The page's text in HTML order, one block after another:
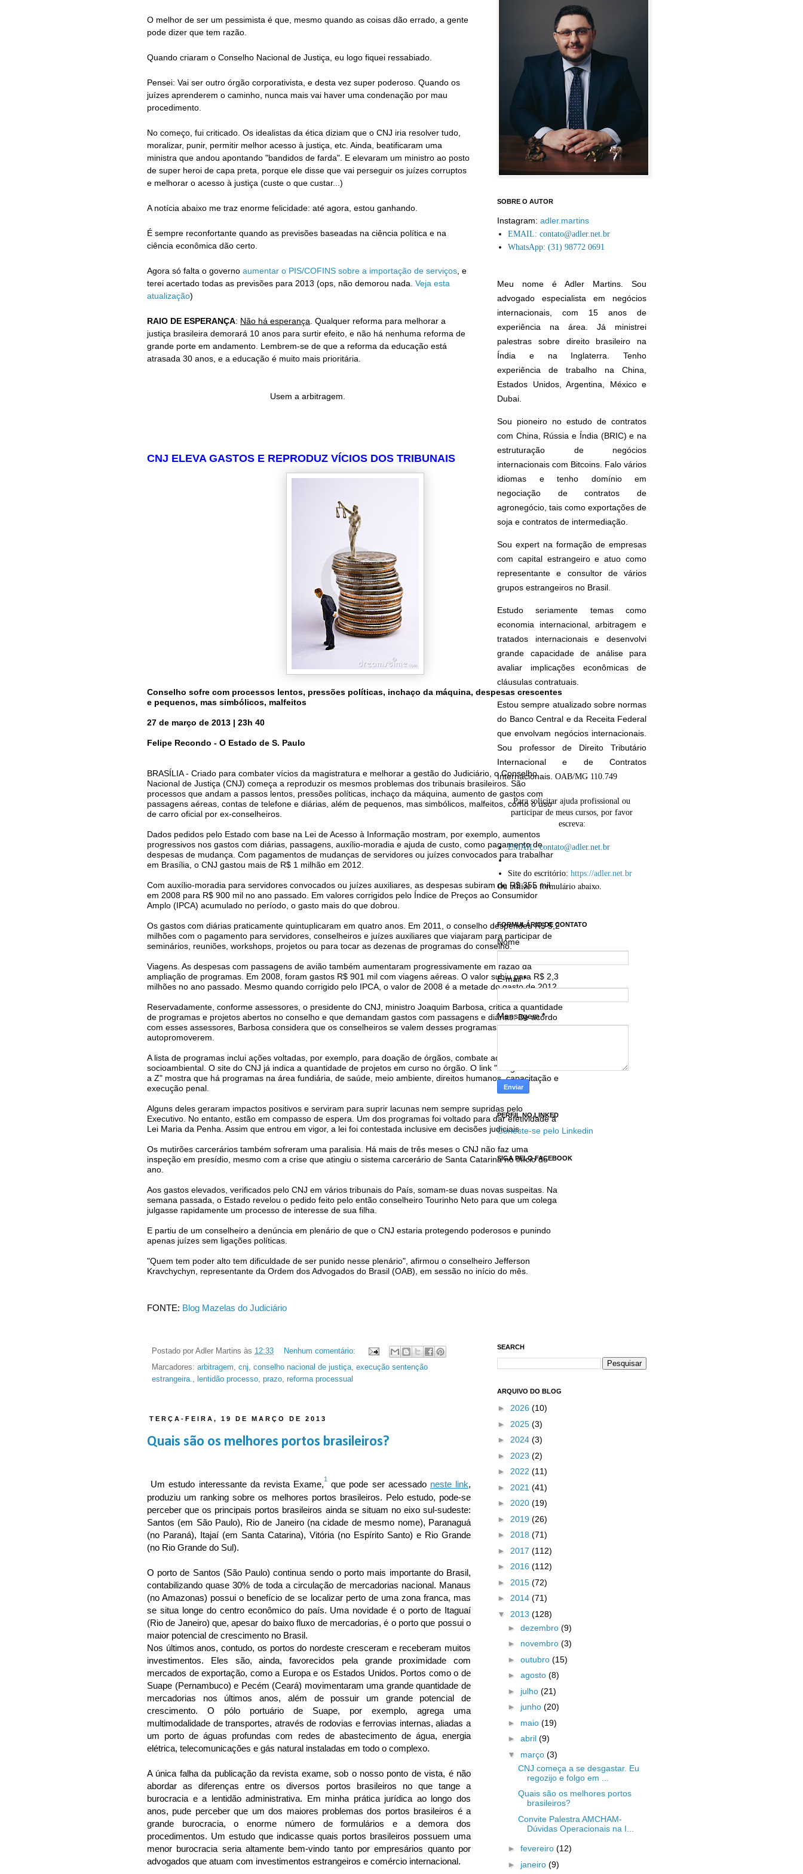
O melhor de ser um pessimista é que, mesmo quando as coisas dão errado, a gente
pode dizer que tem razão.
Quando criaram o Conselho Nacional de Justiça, eu logo fiquei ressabiado.
Pensei: Vai ser outro órgão corporativista, e desta vez super poderoso. Quando os
juízes aprenderem o caminho, nunca mais vai haver uma condenação por mau
procedimento.
No começo, fui criticado. Os idealistas da ética diziam que o CNJ iria resolver tudo,
moralizar, punir, permitir melhor acesso à justiça, etc. Ainda, beatificaram uma
ministra que andou apontando "bandidos de farda". E elevaram um ministro ao posto
de super heroi de capa preta, porque ele disse que vai perseguir os juízes corruptos
e melhorar o acesso à justiça (custe o que custar...)
A notícia abaixo me traz enorme felicidade: até agora, estou ganhando.
É sempre reconfortante quando as previsões baseadas na ciência política e na
ciência econômica dão certo.
Agora só falta o governo aumentar o PIS/COFINS sobre a importação de serviços , e
terei acertado todas as previsões para 2013 (ops, não demorou nada. Veja esta
atualização)
RAIO DE ESPERANÇA: Não há esperança . Qualquer reforma para melhorar a
justiça brasileira demorará 10 anos para surtir efeito, e não há nenhuma reforma de
grande porte em andamento. Lembrem-se de que a reforma da educação está
atrasada 30 anos, e a educação é muito mais prioritária.
Usem a arbitragem.
CNJ ELEVA GASTOS E REPRODUZ VÍCIOS DOS TRIBUNAIS
Conselho sofre com processos lentos, pressões políticas, inchaço da máquina, despesas crescentes
e pequenos, mas simbólicos, malfeitos
27 de março de 2013 | 23h 40
Felipe Recondo - O Estado de S. Paulo
BRASÍLIA - Criado para combater vícios da magistratura e melhorar a gestão do Judiciário, o Conselho
Nacional de Justiça (CNJ) começa a reproduzir os mesmos problemas dos tribunais brasileiros. São
processos que andam a passos lentos, pressões políticas, inchaço da máquina, aumento de gastos com
passagens aéreas, contas de telefone e diárias, além de pequenos, mas simbólicos, malfeitos, como o uso
de carro oficial por ex-conselheiros.
Dados pedidos pelo Estado com base na Lei de Acesso à Informação mostram, por exemplo, aumentos
progressivos nos gastos com diárias, passagens, auxílio-moradia e ajuda de custo, como pagamento de
despesas de mudança. Com pagamentos de mudanças de servidores ou juízes convocados para trabalhar
em Brasília, o CNJ gastou mais de R$ 1 milhão em 2012.
Com auxílio-moradia para servidores convocados ou juízes auxiliares, as despesas subiram de R$ 355 mil
em 2008 para R$ 900 mil no ano passado. Em valores corrigidos pelo Índice de Preços ao Consumidor
Amplo (IPCA) acumulado no período, o gasto mais do que dobrou.
Os gastos com diárias praticamente quintuplicaram em quatro anos. Em 2011, o conselho despendeu R$ 5,2
milhões com o pagamento para servidores, conselheiros e juízes auxiliares que viajaram para participar de
seminários, reuniões, workshops, projetos ou para tocar as dezenas de programas do conselho.
Viagens. As despesas com passagens de avião também aumentaram progressivamente em razão da
ampliação de programas. Em 2008, foram gastos R$ 901 mil com viagens aéreas. O valor subiu para R$ 2,3
milhões no ano passado. Mesmo quando corrigido pelo IPCA, o valor de 2008 é a metade do gasto de 2012.
Reservadamente, conforme assessores, o presidente do CNJ, ministro Joaquim Barbosa, critica a quantidade
de programas e projetos abertos no conselho e que demandam gastos com passagens e diárias. De acordo
com esses assessores, Barbosa considera que os conselheiros se valem desses programas para se
autopromoverem.
A lista de programas inclui ações voltadas, por exemplo, para doação de órgãos, combate ao crack e gestão
socioambiental. O site do CNJ já indica a quantidade de projetos em curso no órgão. O link "Programas de A
a Z" mostra que há programas na área fundiária, de saúde, meio ambiente, direitos humanos, capacitação e
execução penal.
Alguns deles geraram impactos positivos e serviram para suprir lacunas nem sempre supridas pelo
Executivo. No entanto, estão em compasso de espera. Um dos programas foi voltado para dar efetividade à
Lei Maria da Penha. Assim que entrou em vigor, a lei foi contestada inclusive em decisões judiciais.
Os mutirões carcerários também sofreram uma paralisia. Há mais de três meses o CNJ não faz uma
inspeção em presídio, mesmo com a crise que atingiu o sistema carcerário de Santa Catarina no início do
ano.
Aos gastos elevados, verificados pelo CNJ em vários tribunais do País, somam-se duas novas suspeitas. Na
semana passada, o Estado revelou o pedido feito pelo então conselheiro Tourinho Neto para que um colega
julgasse rapidamente um processo de interesse de sua filha.
E partiu de um conselheiro a denúncia em plenário de que o CNJ estaria protegendo poderosos e punindo
apenas juízes sem ligações políticas.
"Quem tem poder alto tem dificuldade de ser punido nesse plenário", afirmou o conselheiro Jefferson
Kravchychyn, representante da Ordem dos Advogados do Brasil (OAB), em sessão no início do mês.
FONTE: Blog Mazelas do Judiciário
Postado por Adler Martins às 12:33
Nenhum comentário:
Marcadores: arbitragem cnj conselho nacional de justiça execução sentenção
estrangeira.
lentidão processo prazo reforma processual
TERÇA-FEIRA, 19 DE MARÇO DE 2013
Quais são os melhores portos brasileiros?
Um estudo interessante da revista Exame,
1
que pode ser acessado neste link,
produziu um ranking sobre os melhores portos brasileiros. Pelo estudo, pode-se
perceber que os principais portos brasileiros ainda se situam no eixo sul-sudeste:
Santos (em São Paulo), Rio de Janeiro (na cidade de mesmo nome), Paranaguá
(no Paraná), Itajaí (em Santa Catarina), Vitória (no Espírito Santo) e Rio Grande
(no Rio Grande do Sul).
O porto de Santos (São Paulo) continua sendo o porto mais importante do Brasil,
contabilizando quase 30% de toda a circulação de mercadorias nacional. Manaus
(no Amazonas) possui o benefício de se localizar perto de uma zona franca, mas
se situa longe do centro econômico do país. Uma novidade é o porto de Itaguaí
(Rio de Janeiro) que, apesar do baixo fluxo de mercadorias, é o porto que possui o
maior potencial de crescimento no Brasil.
Nos últimos anos, contudo, os portos do nordeste cresceram e receberam muitos
investimentos. Eles são, ainda, favorecidos pela grande proximidade com
mercados de exportação, como a Europa e os Estados Unidos. Portos como o de
Suape (Pernambuco) e Pecém (Ceará) movimentaram uma grande quantidade de
mercadorias nos últimos anos, além de possuir um grande potencial de
crescimento. O pólo portuário de Suape, por exemplo, agrega uma
multimodalidade de transportes, através de rodovias e ferrovias internas, aliadas a
um porto de águas profundas com redes de abastecimento de água, energia
elétrica, telecomunicações e gás natural instaladas em todo o complexo.
A única falha da publicação da revista exame, sob o nosso ponto de vista, é não
abordar as diferenças entre os diversos portos brasileiros no que tange a
burocracia e a lentidão administrativa. Em minha prática jurídica ao longo dos
anos, pude perceber que um dos maiores problemas dos portos brasileiros é a
grande burocracia, o enorme número de formulários e a demora dos
procedimentos. Um estudo que indicasse quais portos brasileiros possuem uma
menor burocracia seria altamente bem-vindo tanto por empresários quanto por
advogados que atuam com investimentos estrangeiros e comércio internacional.
SOBRE O AUTOR
Instagram: adler.martins
EMAIL: contato@adler.net.br
WhatsApp: (31) 98772 0691
Meu nome é Adler Martins. Sou
advogado especialista em negócios
internacionais, com 15 anos de
experiência na área. Já ministrei
palestras sobre direito brasileiro na
Índia e na Inglaterra. Tenho
experiência de trabalho na China,
Estados Unidos, Argentina, México e
Dubai.
Sou pioneiro no estudo de contratos
com China, Rússia e Índia (BRIC) e na
estruturação de negócios
internacionais com Bitcoins. Falo vários
idiomas e tenho domínio em
negociação de contratos de
agronegócio, tais como exportações de
soja e contratos de intermediação.
Sou expert na formação de empresas
com capital estrangeiro e atuo como
representante e consultor de vários
grupos estrangeiros no Brasil.
Estudo seriamente temas como
economia internacional, arbitragem e
tratados internacionais e desenvolvi
grande capacidade de análise para
avaliar implicações econômicas de
cláusulas contratuais.
Estou sempre atualizado sobre normas
do Banco Central e da Receita Federal
que envolvam negócios internacionais.
Sou professor de Direito Tributário
Internacional e de Contratos
Internacionais. OAB/MG 110.749
Para solicitar ajuda profissional ou
participar de meus cursos, por favor
escreva:
´
EMAIL: contato@adler.net.br
Site do escritório: https://adler.net.br
Ou utilize o formulário abaixo.
´´
FORMULÁRIO DE CONTATO
Nome
E-mail*
Mensagem*
PERFIL NO LINKED
Conecte-se pelo Linkedin
SIGA PELO FACEBOOK
SEARCH
ARQUIVO DO BLOG
► 2026 (10)
► 2025 (3)
► 2024 (3)
► 2023 (2)
► 2022 (11)
► 2021 (41)
► 2020 (19)
► 2019 (26)
► 2018 (71)
► 2017 (112)
► 2016 (112)
► 2015 (72)
► 2014 (71)
▼ 2013 (128)
► dezembro (9)
► novembro (3)
► outubro (15)
► agosto (8)
► julho (21)
► junho (20)
► maio (19)
► abril (9)
▼ março (3)
CNJ começa a se desgastar. Eu
regozijo e folgo em ...
Quais são os melhores portos
brasileiros?
Convite Palestra AMCHAM-
Dúvidas Operacionais na I...
► fevereiro (12)
► janeiro (9)